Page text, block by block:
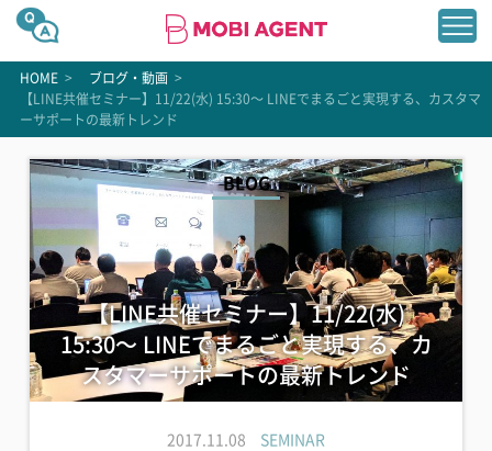
HOME > ブログ・動画 >
【LINE共催セミナー】11/22(水) 15:30〜 LINEでまるごと実現する、カスタマ
ーサポートの最新トレンド
BLOG
【LINE共催セミナー】11/22(水)
15:30〜 LINEでまるごと実現する、カ
スタマーサポートの最新トレンド
2017.11.08 SEMINAR